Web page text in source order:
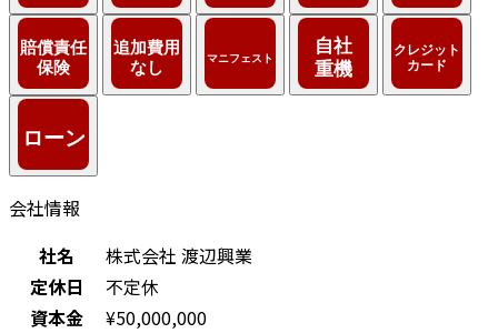
会社情報
社名
株式会社 渡辺興業
定休日
不定休
資本金
¥50,000,000